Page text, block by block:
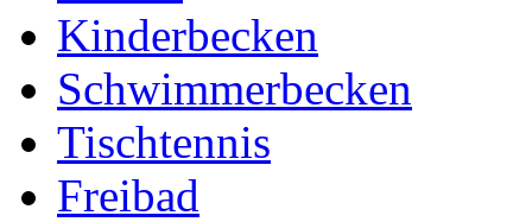
Kinderbecken
Schwimmerbecken
Tischtennis
Freibad